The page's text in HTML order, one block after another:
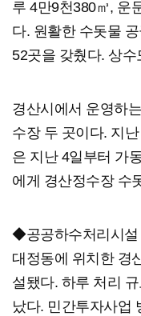
루 4만9천380㎥, 운
다. 원활한 수돗물
52곳을 갖췄다. 상
경산시에서 운영하
수장 두 곳이다. 지
은 지난 4일부터 가
에게 경산정수장 수
◆공공하수처리시설
대정동에 위치한 경
설됐다. 하루 처리
났다. 민간투자사업